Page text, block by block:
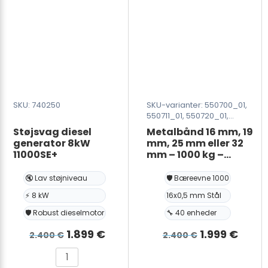
SKU: 740250
Støjsvag diesel
generator 8kW
11000SE+
🔇 Lav støjniveau
⚡ 8 kW
🛡️ Robust dieselmotor
2.400€ Den
oprindelige
1.899 €Den
Støjsvag
SKU-varianter: 550700_01,
550711_01, 550720_01,
550731_01
Metalbånd 16 mm, 19
mm, 25 mm eller 32
mm – 1000 kg –
stk. – palle
🛡️ Bæreevne 1000
16x0,5 mm Stål
🔧 40 enheder
2.400€ Den
1.999 €Den